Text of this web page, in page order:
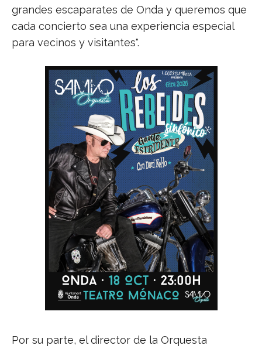
grandes escaparates de Onda y queremos que
cada concierto sea una experiencia especial
para vecinos y visitantes".
Por su parte, el director de la Orquesta